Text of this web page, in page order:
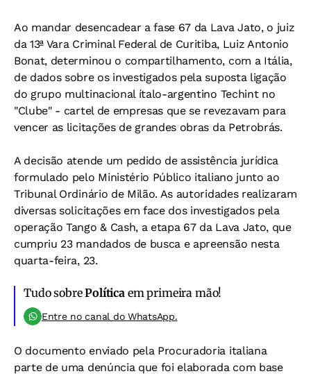
Ao mandar desencadear a fase 67 da Lava Jato, o juiz
da 13ª Vara Criminal Federal de Curitiba, Luiz Antonio
Bonat, determinou o compartilhamento, com a Itália,
de dados sobre os investigados pela suposta ligação
do grupo multinacional ítalo-argentino Techint no
"Clube" - cartel de empresas que se revezavam para
vencer as licitações de grandes obras da Petrobrás.
A decisão atende um pedido de assistência jurídica
formulado pelo Ministério Público italiano junto ao
Tribunal Ordinário de Milão. As autoridades realizaram
diversas solicitações em face dos investigados pela
operação Tango & Cash, a etapa 67 da Lava Jato, que
cumpriu 23 mandados de busca e apreensão nesta
quarta-feira, 23.
Tudo sobrePolítica em primeira mão!
Entre no canal do WhatsApp.
O documento enviado pela Procuradoria italiana
parte de uma denúncia que foi elaborada com base